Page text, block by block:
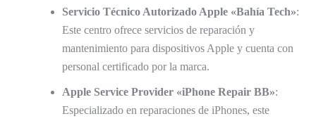
Servicio Técnico Autorizado Apple «Bahía Tech»:
Este centro ofrece servicios de reparación y
mantenimiento para dispositivos Apple y cuenta con
personal certificado por la marca.
Apple Service Provider «iPhone Repair BB»:
Especializado en reparaciones de iPhones, este